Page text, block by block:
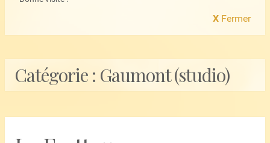
X Fermer
Catégorie : Gaumont (studio)